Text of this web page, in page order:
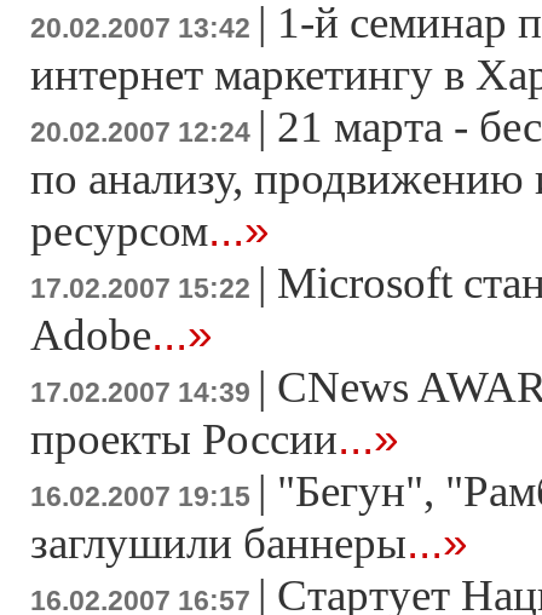
20.02.2007 13:42 | 1-й семинар
интернет маркетингу в
20.02.2007 12:24 | 21 марта -
по анализу,
ресурсом...»
17.02.2007 15:22 | Microsoft
Adobe...»
17.02.2007 14:39 | CNews
проекты России...»
16.02.2007 19:15 | "Бегун",
заглушили баннеры...»
16.02.2007 16:57 | Стартует